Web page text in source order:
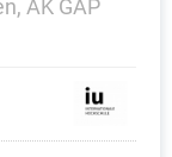
AK GAP